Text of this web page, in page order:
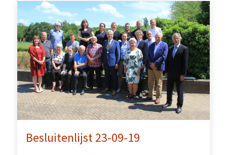
Besluitenlijst 23-09-19